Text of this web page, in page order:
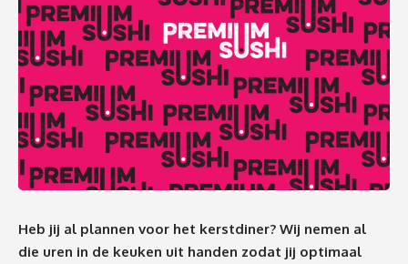
Heb jij al plannen voor het kerstdiner? Wij nemen al
die uren in de keuken uit handen zodat jij optimaal